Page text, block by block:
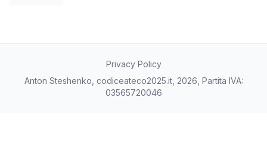
Privacy Policy
Anton Steshenko, codiceateco2025.it, 2026, Partita IVA:
03565720046